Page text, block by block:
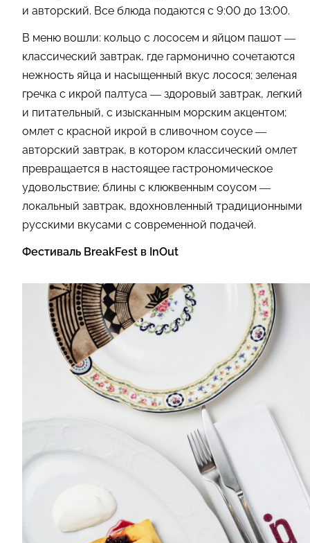
и авторский. Все блюда подаются с 9:00 до 13:00.
В меню вошли: кольцо с лососем и яйцом пашот —
классический завтрак, где гармонично сочетаются
нежность яйца и насыщенный вкус лосося; зеленая
гречка с икрой палтуса — здоровый завтрак, легкий
и питательный, с изысканным морским акцентом;
омлет с красной икрой в сливочном соусе —
авторский завтрак, в котором классический омлет
превращается в настоящее гастрономическое
удовольствие; блины с клюквенным соусом —
локальный завтрак, вдохновленный традиционными
русскими вкусами с современной подачей.
Фестиваль BreakFest в InOut